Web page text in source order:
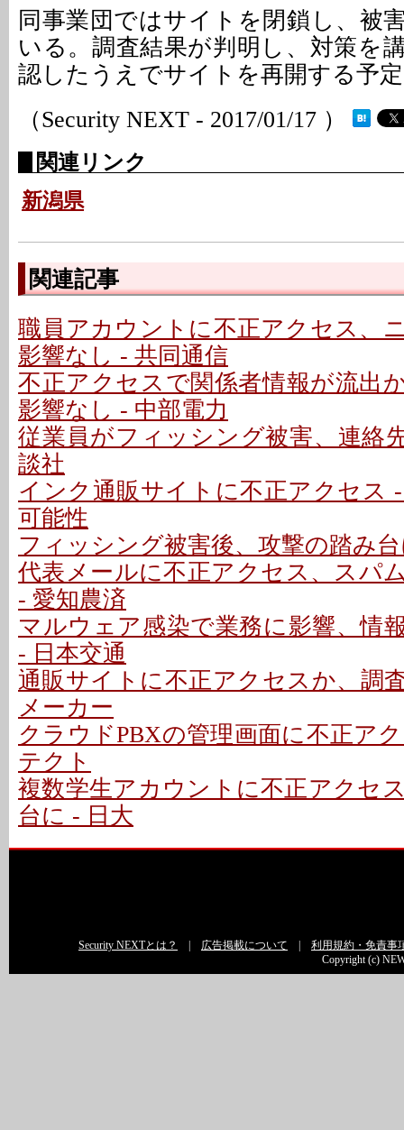
同事業団ではサイトを閉鎖し、被
いる。調査結果が判明し、対策を
認したうえでサイトを再開する予
（Security NEXT - 2017/01/17 ）
関連リンク
新潟県
関連記事
職員アカウントに不正アクセス、
影響なし - 共同通信
不正アクセスで関係者情報が流出
影響なし - 中部電力
従業員がフィッシング被害、連絡
談社
インク通販サイトに不正アクセス
可能性
フィッシング被害後、攻撃の踏み
代表メールに不正アクセス、スパ
- 愛知農済
マルウェア感染で業務に影響、情
- 日本交通
通販サイトに不正アクセスか、調
メーカー
クラウドPBXの管理画面に不正ア
テクト
複数学生アカウントに不正アクセ
台に - 日大
Security NEXTとは？ 広告掲載について
利用規約・免責事
Copyright (c)